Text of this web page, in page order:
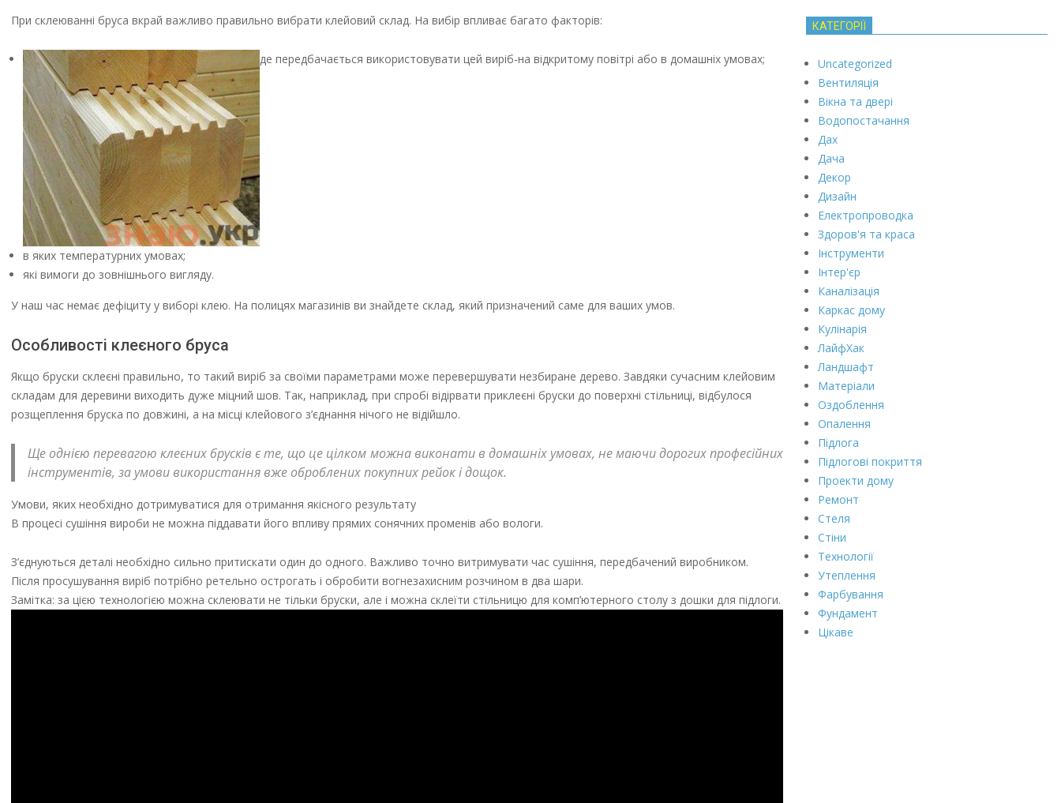
При склеюванні бруса вкрай важливо правильно вибрати клейовий склад. На вибір впливає багато факторів:
де передбачається використовувати цей виріб-на відкритому повітрі або в домашніх умовах;
в яких температурних умовах;
які вимоги до зовнішнього вигляду.
У наш час немає дефіциту у виборі клею. На полицях магазинів ви знайдете склад, який призначений саме для ваших умов.
Особливості клеєного бруса
Якщо бруски склеєні правильно, то такий виріб за своїми параметрами може перевершувати незбиране дерево. Завдяки сучасним клейовим
складам для деревини виходить дуже міцний шов. Так, наприклад, при спробі відірвати приклеєні бруски до поверхні стільниці, відбулося
розщеплення бруска по довжині, а на місці клейового з’єднання нічого не відійшло.
Ще однією перевагою клеєних брусків є те, що це цілком можна виконати в домашніх умовах, не маючи дорогих професійних
інструментів, за умови використання вже оброблених покупних рейок і дощок.
Умови, яких необхідно дотримуватися для отримання якісного результату
В процесі сушіння вироби не можна піддавати його впливу прямих сонячних променів або вологи.
З’єднуються деталі необхідно сильно притискати один до одного. Важливо точно витримувати час сушіння, передбачений виробником.
Після просушування виріб потрібно ретельно острогать і обробити вогнезахисним розчином в два шари.
Замітка: за цією технологією можна склеювати не тільки бруски, але і можна склеїти стільницю для комп’ютерного столу з дошки для підлоги.
КАТЕГОРІЇ
Uncategorized
Вентиляція
Вікна та двері
Водопостачання
Дах
Дача
Декор
Дизайн
Електропроводка
Здоров'я та краса
Інструменти
Інтер'єр
Каналізація
Каркас дому
Кулінарія
ЛайфХак
Ландшафт
Матеріали
Оздоблення
Опалення
Підлога
Підлогові покриття
Проекти дому
Ремонт
Стеля
Стіни
Технології
Утеплення
Фарбування
Фундамент
Цікаве